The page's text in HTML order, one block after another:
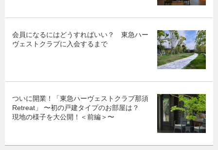
会員になるにはどうすればいい？ 東急ハー
ヴェストクラブに入会するまで
ついに開業！「東急ハーヴェストクラブ那須
Retreat」 〜初の戸建タイプのお部屋は？
現地の様子を大公開！＜前編＞〜